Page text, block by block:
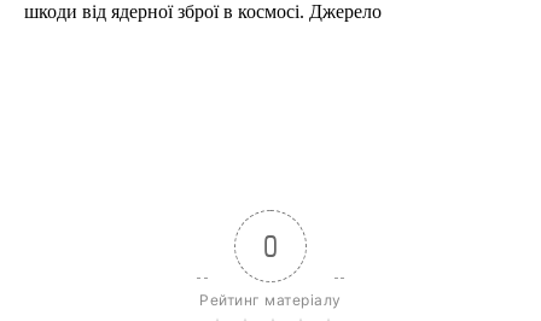
шкоди від ядерної зброї в космосі. Джерело
0
Рейтинг матеріалу